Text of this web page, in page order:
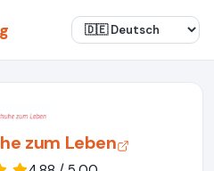
zum Leben